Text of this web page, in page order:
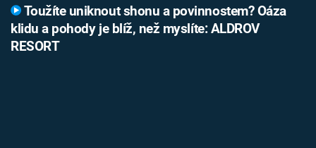
Toužíte uniknout shonu a povinnostem? Oáza
klidu a pohody je blíž, než myslíte: ALDROV
RESORT